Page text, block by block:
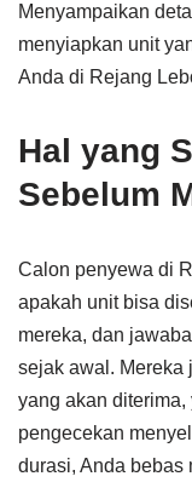
Menyampaikan
menyiapkan unit
Anda di Rejang
Hal yang
Sebelum
Calon penyewa di
apakah unit bisa
mereka, dan
sejak awal. Mereka
yang akan
pengecekan
durasi, Anda bebas